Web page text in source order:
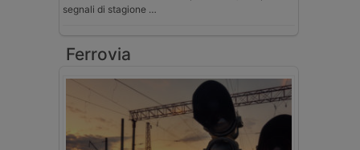
segnali di stagione …
Ferrovia